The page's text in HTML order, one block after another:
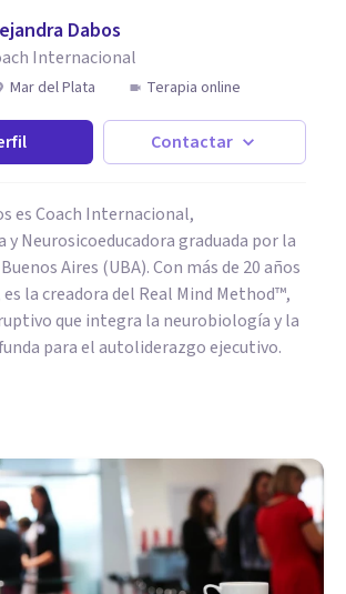
Dabos
Internacional
Mar del Plata Terapia online
Contactar
es Coach Internacional,
Neurosicoeducadora graduada por la
Aires (UBA). Con más de 20 años
la creadora del Real Mind Method™,
que integra la neurobiología y la
para el autoliderazgo ejecutivo.